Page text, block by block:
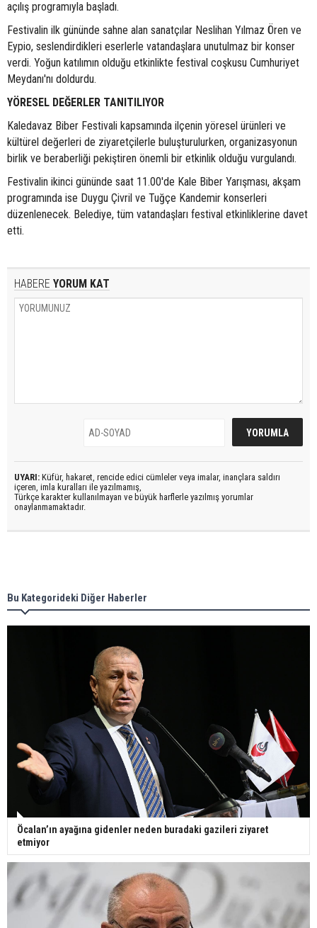
açılış programıyla başladı.
Festivalin ilk gününde sahne alan sanatçılar Neslihan Yılmaz Ören ve
Eypio, seslendirdikleri eserlerle vatandaşlara unutulmaz bir konser
verdi. Yoğun katılımın olduğu etkinlikte festival coşkusu Cumhuriyet
Meydanı'nı doldurdu.
YÖRESEL DEĞERLER TANITILIYOR
Kaledavaz Biber Festivali kapsamında ilçenin yöresel ürünleri ve
kültürel değerleri de ziyaretçilerle buluşturulurken, organizasyonun
birlik ve beraberliği pekiştiren önemli bir etkinlik olduğu vurgulandı.
Festivalin ikinci gününde saat 11.00'de Kale Biber Yarışması, akşam
programında ise Duygu Çivril ve Tuğçe Kandemir konserleri
düzenlenecek. Belediye, tüm vatandaşları festival etkinliklerine davet
etti.
HABERE YORUM KAT
UYARI: Küfür, hakaret, rencide edici cümleler veya imalar, inançlara saldırı
içeren, imla kuralları ile yazılmamış,
Türkçe karakter kullanılmayan ve büyük harflerle yazılmış yorumlar
onaylanmamaktadır.
Bu Kategorideki Diğer Haberler
Öcalan’ın ayağına gidenler neden buradaki gazileri ziyaret
etmiyor